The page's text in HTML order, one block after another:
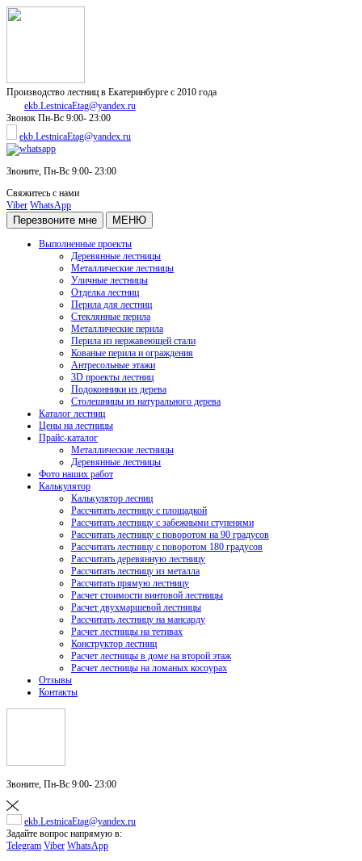
Производство лестниц в Екатеринбурге с 2010 года
ekb.LestnicaEtag@yandex.ru
Звонок Пн-Вс 9:00- 23:00
ekb.LestnicaEtag@yandex.ru
Звоните, Пн-Вс 9:00- 23:00
Свяжитесь с нами
Viber WhatsApp
Перезвоните мне МЕНЮ
Выполненные проекты
Деревянные лестницы
Металлические лестницы
Уличные лестницы
Отделка лестниц
Перила для лестниц
Стеклянные перила
Металлические перила
Перила из нержавеющей стали
Кованые перила и ограждения
Антресольные этажи
3D проекты лестниц
Подоконники из дерева
Столешницы из натурального дерева
Каталог лестниц
Цены на лестницы
Прайс-каталог
Металлические лестницы
Деревянные лестницы
Фото наших работ
Калькулятор
Калькулятор лесниц
Рассчитать лестницу с площадкой
Рассчитать лестницу с забежными ступенями
Рассчитать лестницу с поворотом на 90 градусов
Рассчитать лестницу с поворотом 180 градусов
Рассчитать деревянную лестницу
Рассчитать лестницу из металла
Рассчитать прямую лестницу
Расчет стоимости винтовой лестницы
Расчет двухмаршевой лестницы
Рассчитать лестницу на мансарду
Расчет лестницы на тетивах
Конструктор лестниц
Расчет лестницы в доме на второй этаж
Расчет лестницы на ломаных косоурах
Отзывы
Контакты
Звоните, Пн-Вс 9:00- 23:00
ekb.LestnicaEtag@yandex.ru
Задайте вопрос напрямую в:
Telegram Viber WhatsApp